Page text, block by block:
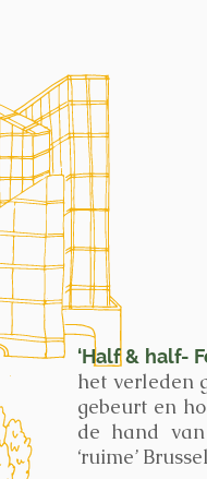
‘Half & half-
het verleden
gebeurt en
de hand
‘ruime’